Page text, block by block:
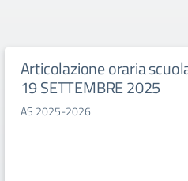
Articolazione oraria
19 SETTEMBRE 2025
AS 2025-2026